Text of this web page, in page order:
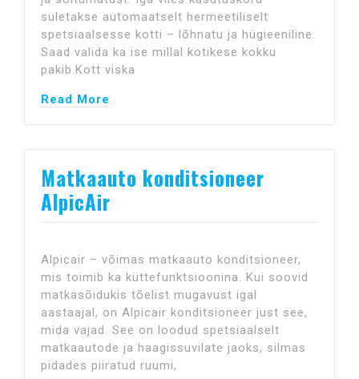
suletakse automaatselt hermeetiliselt
spetsiaalsesse kotti – lõhnatu ja hügieeniline.
Saad valida ka ise millal kotikese kokku
pakib.Kott viska
Read More
Matkaauto konditsioneer
AlpicAir
Alpicair – võimas matkaauto konditsioneer,
mis toimib ka küttefunktsioonina. Kui soovid
matkasõidukis tõelist mugavust igal
aastaajal, on Alpicair konditsioneer just see,
mida vajad. See on loodud spetsiaalselt
matkaautode ja haagissuvilate jaoks, silmas
pidades piiratud ruumi,